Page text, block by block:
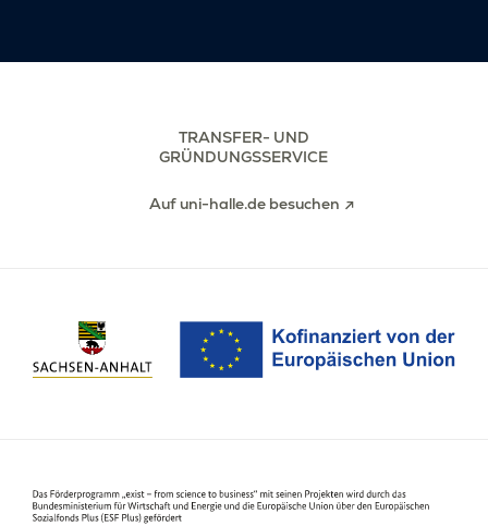
TRANSFER- UND
GRÜNDUNGSSERVICE
Auf uni-halle.de besuchen